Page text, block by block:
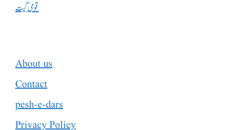
قومی گیت
About us
Contact
pesh-e-dars
Privacy Policy